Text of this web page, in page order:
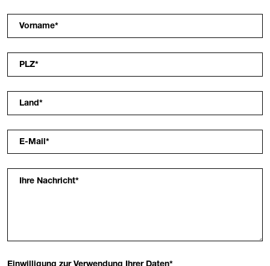
Vorname*
PLZ*
Land*
E-Mail*
Ihre Nachricht*